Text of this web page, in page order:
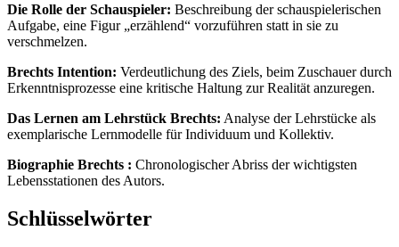
Die Rolle der Schauspieler: Beschreibung der schauspielerischen
Aufgabe, eine Figur „erzählend“ vorzuführen statt in sie zu
verschmelzen.
Brechts Intention: Verdeutlichung des Ziels, beim Zuschauer durch
Erkenntnisprozesse eine kritische Haltung zur Realität anzuregen.
Das Lernen am Lehrstück Brechts: Analyse der Lehrstücke als
exemplarische Lernmodelle für Individuum und Kollektiv.
Biographie Brechts : Chronologischer Abriss der wichtigsten
Lebensstationen des Autors.
Schlüsselwörter